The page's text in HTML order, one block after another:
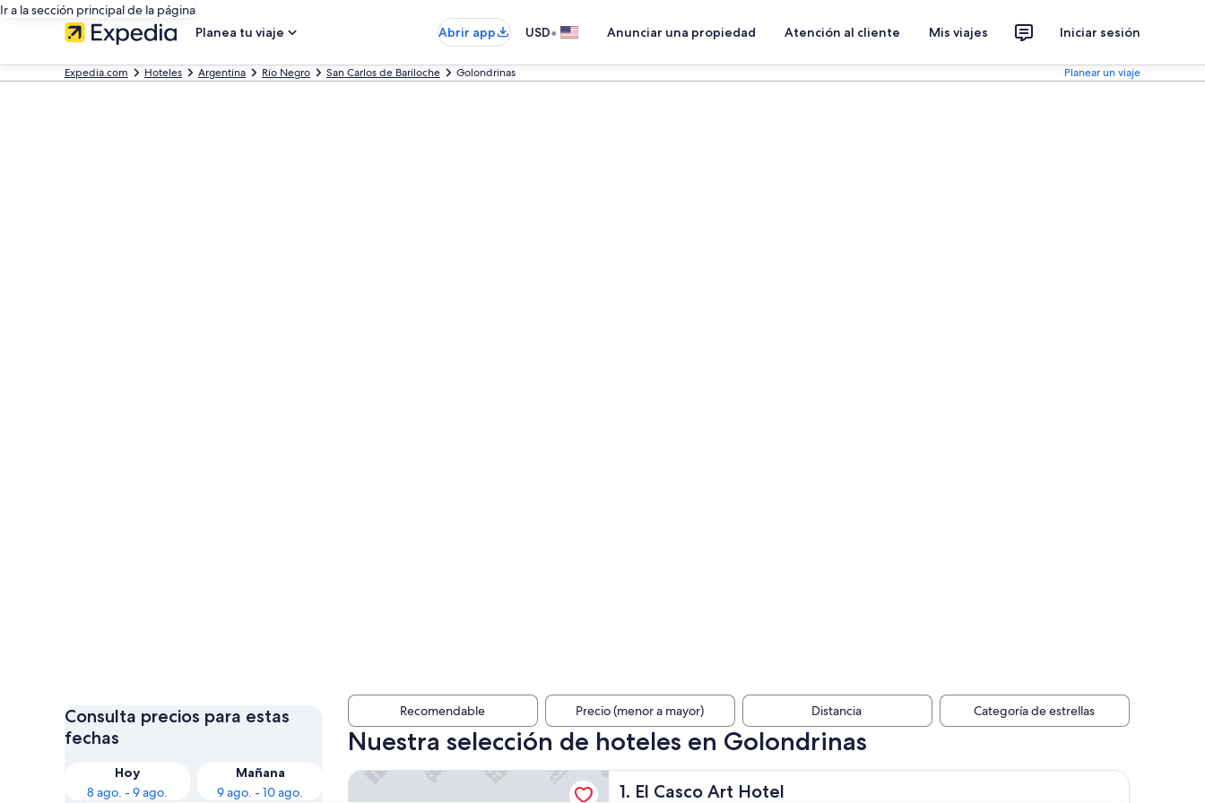
Ir a la sección principal de la página
Planea tu viaje
Abrir app USD• Anunciar una propiedad Atención al cliente Mis viajes Iniciar sesión
Expedia.com Hoteles Argentina Río Negro San Carlos de Bariloche Golondrinas Planear un viaje
Consulta precios para estas
fechas
Hoy
8 ago. - 9 ago.
Mañana
9 ago. - 10 ago.
Recomendable Precio (menor a mayor) Distancia Categoría de estrellas
Nuestra selección de hoteles en Golondrinas
1. El Casco Art Hotel
El Casco Art Hotel
El Casco Art Hotel